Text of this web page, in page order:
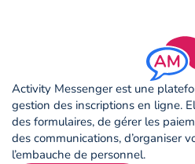
Activity Messenger est une
gestion des inscriptions en ligne.
des formulaires, de gérer les
des communications, d’organiser
l’embauche de personnel.